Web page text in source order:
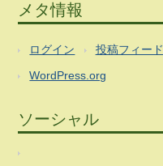
メタ情報
ログイン 投稿フィード
WordPress.org
ソーシャル